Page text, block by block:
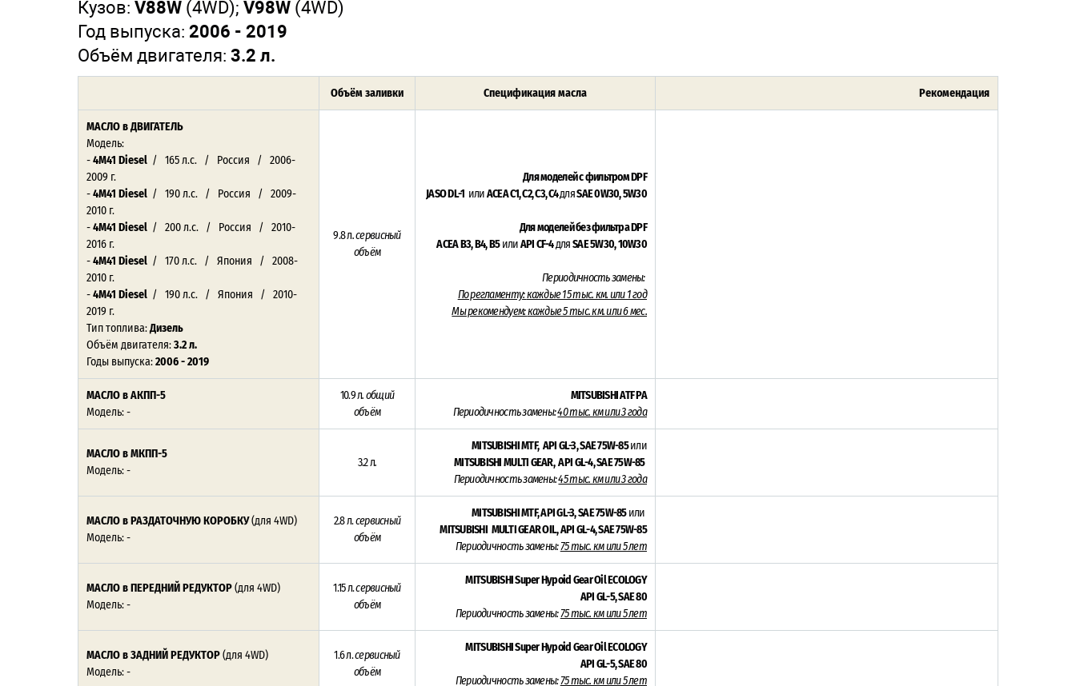
Кузов: V88W (4WD); V98W (4WD)
Год выпуска: 2006 - 2019
Объём двигателя: 3.2 л.
Объём заливки Спецификация масла Рекомендация
МАСЛОв ДВИГАТЕЛЬ
Модель:
-4M41 Diesel / 165 л.с. / Россия / 2006-
2009 г.
-4M41 Diesel / 190 л.с. / Россия / 2009-
2010 г.
-4M41 Diesel / 200 л.с. / Россия / 2010-
2016 г.
-4M41 Diesel / 170 л.с. / Япония / 2008-
2010 г.
-4M41 Diesel / 190 л.с. / Япония / 2010-
2019 г.
Тип топлива:Дизель
Объём двигателя:3.2 л.
Годы выпуска:2006 - 2019
9.8 л. сервисный
объём
Для моделей с фильтром DPF
JASO DL-1 илиACEA C1, C2, C3, С4дляSAE 0W30, 5W30
Для моделей без фильтра DPF
ACEA B3, B4, В5илиAPI CF-4дляSAE 5W30, 10W30
Периодичность замены:
По регламенту:каждые 15 тыс. км. или 1 год
Мы рекомендуем:каждые 5 тыс. км. или 6 мес.
МАСЛО в АКПП-5
Модель: -
10.9 л.общий
объём
MITSUBISHI ATF PA
Периодичность замены:40 тыс. км или 3 года
МАСЛО в МКПП-5
Модель: -
3.2 л.
MITSUBISHI MTF, API GL-3,SAE 75W-85или
MITSUBISHI MULTI GEAR, API GL-4, SAE 75W-85
Периодичность замены:45 тыс. км или 3 года
МАСЛО в РАЗДАТОЧНУЮ КОРОБКУ(для 4WD)
Модель: -
2.8 л.сервисный
объём
MITSUBISHI MTF, API GL-3,SAE 75W-85или
MITSUBISHI MULTI GEAR OIL, API GL-4, SAE 75W-85
Периодичность замены:75 тыс. км или 5 лет
МАСЛО в ПЕРЕДНИЙ РЕДУКТОР(для 4WD)
Модель: -
1.15 л.сервисный
объём
MITSUBISHI Super Hypoid Gear Oil ECOLOGY
API GL-5, SAE 80
Периодичность замены:75 тыс. км или 5 лет
МАСЛО в ЗАДНИЙ РЕДУКТОР(для 4WD)
Модель: -
1.6 л.сервисный
объём
MITSUBISHI Super Hypoid Gear Oil ECOLOGY
API GL-5, SAE 80
Периодичность замены:75 тыс. км или 5 лет